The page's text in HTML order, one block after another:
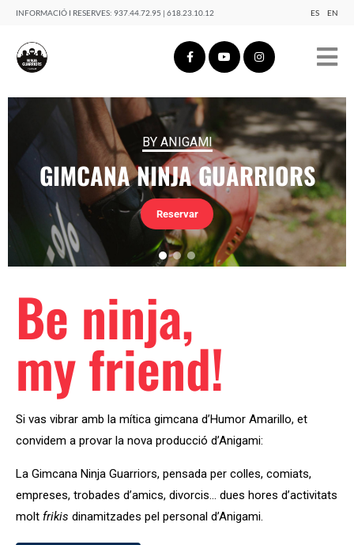
INFORMACIÓ I RESERVES: 937.44.72.95 | 618.23.10.12 ES EN
BY ANIGAMI
GIMCANA NINJA GUARRIORS
Reservar
Be ninja,
my friend!
Si vas vibrar amb la mítica gimcana d’Humor Amarillo, et
convidem a provar la nova producció d’Anigami:
La Gimcana Ninja Guarriors, pensada per colles, comiats,
empreses, trobades d’amics, divorcis… dues hores d’activitats
molt frikis dinamitzades pel personal d’Anigami.